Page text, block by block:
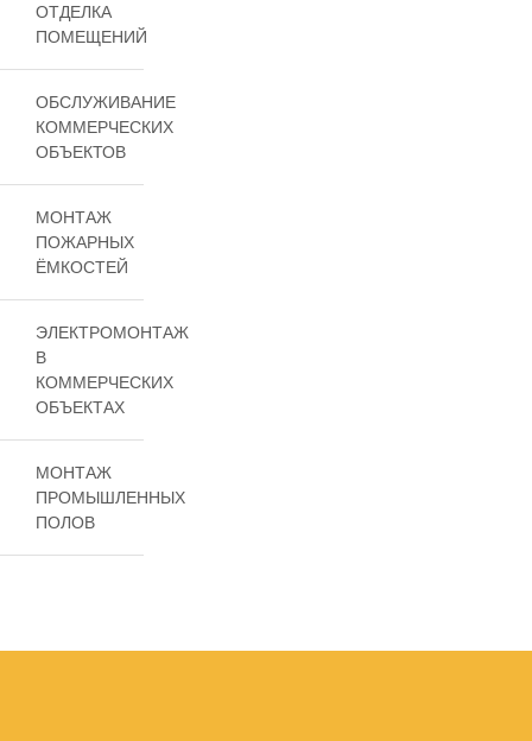
ОТДЕЛКА
ПОМЕЩЕНИЙ
ОБСЛУЖИВАНИЕ
КОММЕРЧЕСКИХ
ОБЪЕКТОВ
МОНТАЖ
ПОЖАРНЫХ
ЁМКОСТЕЙ
ЭЛЕКТРОМОНТАЖ
В
КОММЕРЧЕСКИХ
ОБЪЕКТАХ
МОНТАЖ
ПРОМЫШЛЕННЫХ
ПОЛОВ